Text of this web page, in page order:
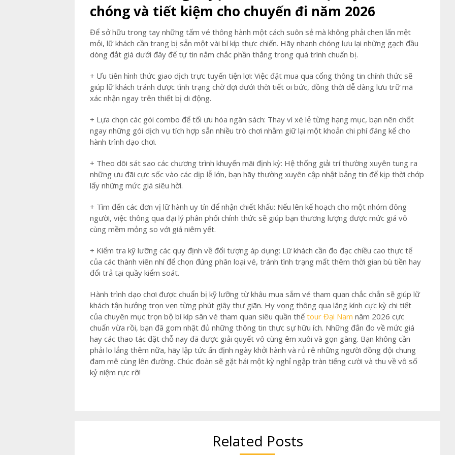
chóng và tiết kiệm cho chuyến đi năm 2026
Để sở hữu trong tay những tấm vé thông hành một cách suôn sẻ mà không phải chen lấn mệt
mỏi, lữ khách cần trang bị sẵn một vài bí kíp thực chiến. Hãy nhanh chóng lưu lại những gạch đầu
dòng đắt giá dưới đây để tự tin nắm chắc phần thắng trong quá trình chuẩn bị.
+ Ưu tiên hình thức giao dịch trực tuyến tiện lợi: Việc đặt mua qua cổng thông tin chính thức sẽ
giúp lữ khách tránh được tình trạng chờ đợi dưới thời tiết oi bức, đồng thời dễ dàng lưu trữ mã
xác nhận ngay trên thiết bị di động.
+ Lựa chọn các gói combo để tối ưu hóa ngân sách: Thay vì xé lẻ từng hạng mục, bạn nên chốt
ngay những gói dịch vụ tích hợp sẵn nhiều trò chơi nhằm giữ lại một khoản chi phí đáng kể cho
hành trình dạo chơi.
+ Theo dõi sát sao các chương trình khuyến mãi định kỳ: Hệ thống giải trí thường xuyên tung ra
những ưu đãi cực sốc vào các dịp lễ lớn, bạn hãy thường xuyên cập nhật bảng tin để kịp thời chớp
lấy những mức giá siêu hời.
+ Tìm đến các đơn vị lữ hành uy tín để nhận chiết khấu: Nếu lên kế hoạch cho một nhóm đông
người, việc thông qua đại lý phân phối chính thức sẽ giúp bạn thương lượng được mức giá vô
cùng mềm mỏng so với giá niêm yết.
+ Kiểm tra kỹ lưỡng các quy định về đối tượng áp dụng: Lữ khách cần đo đạc chiều cao thực tế
của các thành viên nhí để chọn đúng phân loại vé, tránh tình trạng mất thêm thời gian bù tiền hay
đổi trả tại quầy kiểm soát.
Hành trình dạo chơi được chuẩn bị kỹ lưỡng từ khâu mua sắm vé tham quan chắc chắn sẽ giúp lữ
khách tận hưởng trọn vẹn từng phút giây thư giãn. Hy vọng thông qua lăng kính cực kỳ chi tiết
của chuyên mục trọn bộ bí kíp săn vé tham quan siêu quần thể tour Đại Nam năm 2026 cực
chuẩn vừa rồi, bạn đã gom nhặt đủ những thông tin thực sự hữu ích. Những đắn đo về mức giá
hay các thao tác đặt chỗ nay đã được giải quyết vô cùng êm xuôi và gọn gàng. Bạn không cần
phải lo lắng thêm nữa, hãy lập tức ấn định ngày khởi hành và rủ rê những người đồng đội chung
đam mê cùng lên đường. Chúc đoàn sẽ gặt hái một kỳ nghỉ ngập tràn tiếng cười và thu về vô số
kỷ niệm rực rỡ!
Related Posts